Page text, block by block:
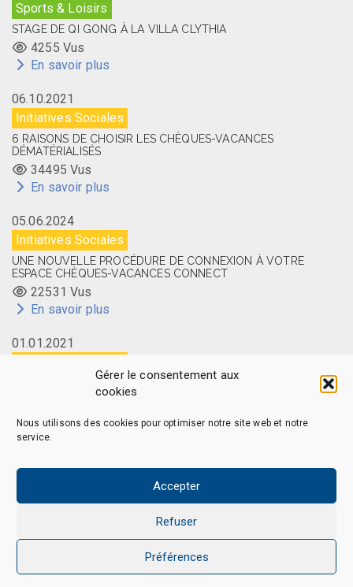
Gérer le consentement aux
cookies
Nous utilisons des cookies pour optimiser notre site web et notre
service.
Accepter
Refuser
Préférences
Sports & Loisirs
STAGE DE QI GONG À LA VILLA CLYTHIA
4255 Vus
En savoir plus
06.10.2021
Initiatives Sociales
6 RAISONS DE CHOISIR LES CHÈQUES-VACANCES
DÉMATÉRIALISÉS
34495 Vus
En savoir plus
05.06.2024
Initiatives Sociales
UNE NOUVELLE PROCÉDURE DE CONNEXION À VOTRE
ESPACE CHÈQUES-VACANCES CONNECT
22531 Vus
En savoir plus
01.01.2021
LA CARTE MEMBRE CAES DU CNRS DISPONIBLE EN LIGNE
En savoir plus
CAES MAG – © 2026 Tous droits réservés.
Politique de confidentialité
Nous Contacter